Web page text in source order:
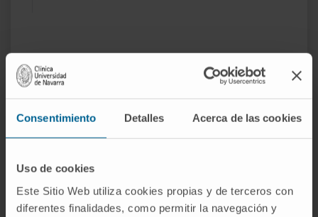
Consentimiento Detalles Acerca de las cookies
Uso de cookies
Este Sitio Web utiliza cookies propias y de terceros con
diferentes finalidades, como permitir la navegación y
Activité
En enseignement
Elle enseigne les matières Pathologie